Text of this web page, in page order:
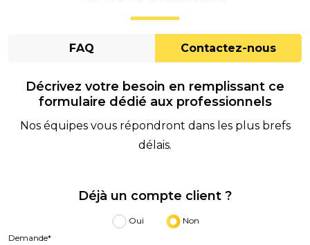
FAQ Contactez-nous
Décrivez votre besoin en remplissant ce
formulaire dédié aux professionnels
Nos équipes vous répondront dans les plus brefs
délais.
Déjà un compte client ?
Oui
Non
Demande*